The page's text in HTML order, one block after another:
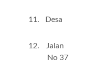
11. Desa :
12.
Jalan :
No 37